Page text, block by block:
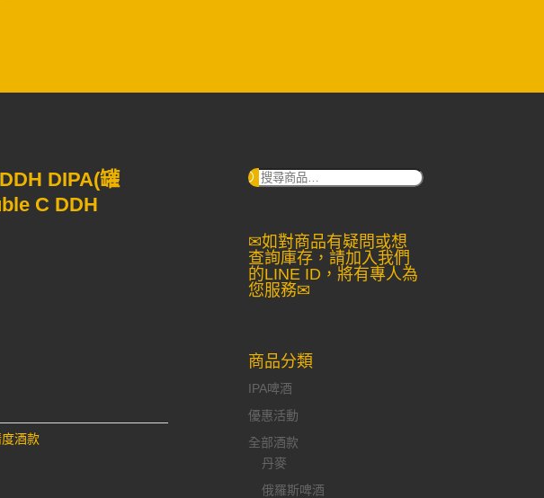
DIPA(罐
C DDH
酒款
搜
✉如對商品有疑問或想
查詢庫存，請加入我們
的LINE ID，將有專人為
您服務✉
商品分類
IPA啤酒
優惠活動
全部酒款
丹麥
俄羅斯啤酒